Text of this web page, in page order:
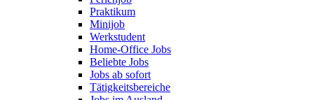
Praktikum
Minijob
Werkstudent
Home-Office Jobs
Beliebte Jobs
Jobs ab sofort
Tätigkeitsbereiche